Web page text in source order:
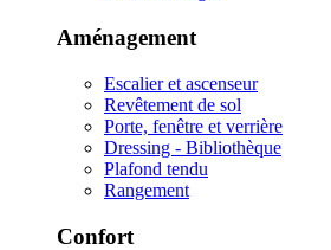
Aménagement
Escalier et ascenseur
Revêtement de sol
Porte, fenêtre et verrière
Dressing - Bibliothèque
Plafond tendu
Rangement
Confort